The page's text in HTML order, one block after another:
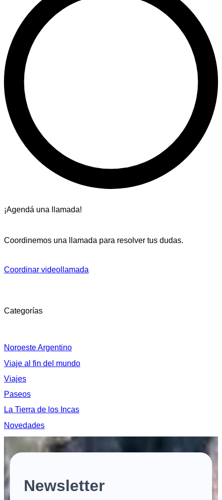
¡Agendá una llamada!
Coordinemos una llamada para resolver tus dudas.
Coordinar videollamada
Categorías
Noroeste Argentino
Viaje al fin del mundo
Viajes
Paseos
La Tierra de los Incas
Novedades
Newsletter